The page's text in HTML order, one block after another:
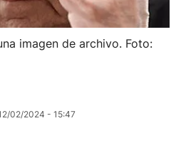
imagen de archivo. Foto:
02/2024 - 15:47